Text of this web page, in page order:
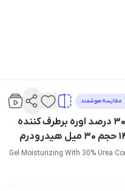
مقایسه هوشمند
ژل مرطوب کننده حاوی 30 درصد اوره برطرف کننده
Gel Moisturizing With 30% Urea